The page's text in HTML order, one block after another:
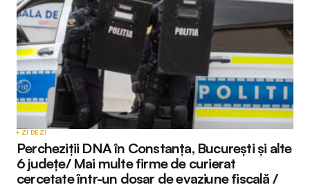
ZI DE ZI
Percheziții DNA în Constanța, București și alte
6 județe/ Mai multe firme de curierat
cercetate într-un dosar de evaziune fiscală /